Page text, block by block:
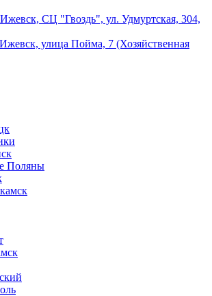
Ижевск, СЦ "Гвоздь", ул. Удмуртская, 304,
улица Пойма, 7 (Хозяйственная
Поляны